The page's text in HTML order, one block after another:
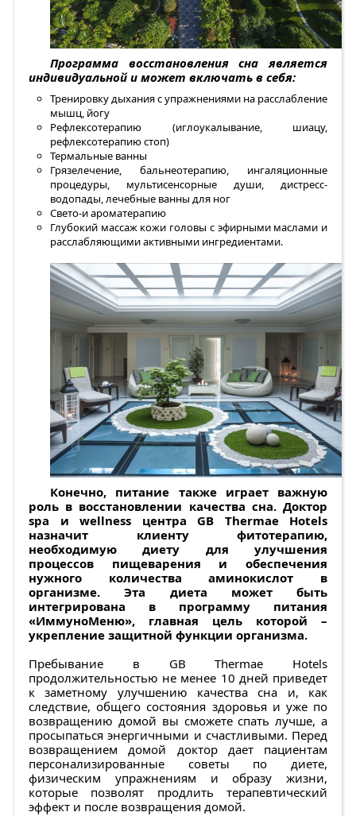
Программа восстановления сна является
индивидуальной и может включать в себя:
Тренировку дыхания с упражнениями на расслабление
мышц, йогу
Рефлексотерапию (иглоукалывание, шиацу,
рефлексотерапию стоп)
Термальные ванны
Грязелечение, бальнеотерапию, ингаляционные
процедуры, мультисенсорные души, дистресс-
водопады, лечебные ванны для ног
Свето-и ароматерапию
Глубокий массаж кожи головы с эфирными маслами и
расслабляющими активными ингредиентами.
Конечно, питание также играет важную
роль в восстановлении качества сна. Доктор
spa и wellness центра GB Thermae Hotels
назначит клиенту фитотерапию,
необходимую диету для улучшения
процессов пищеварения и обеспечения
нужного количества аминокислот в
организме. Эта диета может быть
интегрирована в программу питания
«ИммуноМеню», главная цель которой –
укрепление защитной функции организма.
Пребывание в GB Thermae Hotels
продолжительностью не менее 10 дней приведет
к заметному улучшению качества сна и, как
следствие, общего состояния здоровья и уже по
возвращению домой вы сможете спать лучше, а
просыпаться энергичными и счастливыми. Перед
возвращением домой доктор дает пациентам
персонализированные советы по диете,
физическим упражнениям и образу жизни,
которые позволят продлить терапевтический
эффект и после возвращения домой.